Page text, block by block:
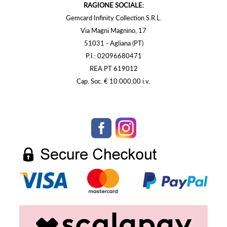
RAGIONE SOCIALE:
Gemcard Infinity Collection S.R.L.
Via Magni Magnino, 17
51031 - Agliana (PT)
P.I.: 02096680471
REA PT 619012
Cap. Soc. € 10.000,00 i.v.